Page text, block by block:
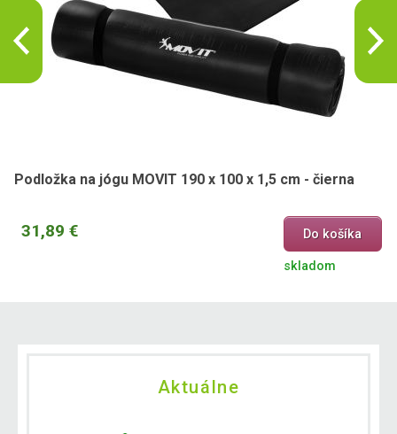
Podložka na jógu MOVIT 190 x 100 x 1,5 cm - čierna
31,89 € Do košíka
skladom
Aktuálne